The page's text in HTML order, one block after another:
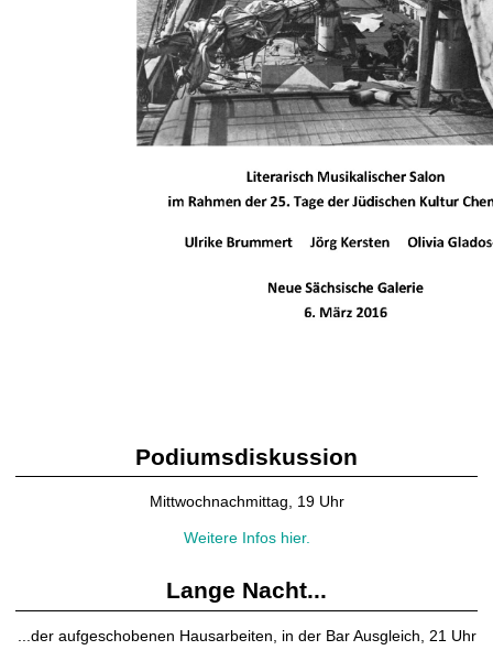
Podiumsdiskussion
Mittwochnachmittag, 19 Uhr
Weitere Infos hier.
Lange Nacht...
...der aufgeschobenen Hausarbeiten, in der Bar Ausgleich, 21 Uhr